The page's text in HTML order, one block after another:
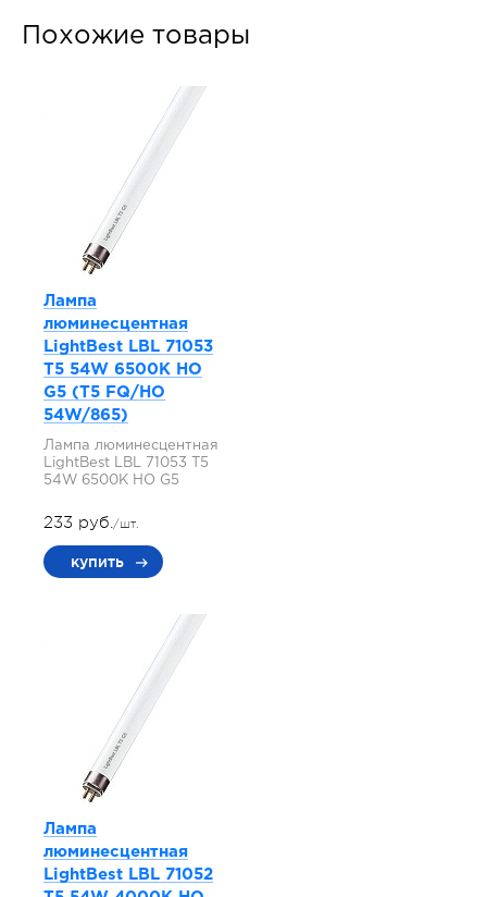
Похожие товары
Лампа
люминесцентная
LightBest LBL 71053
T5 54W 6500K HO
G5 (T5 FQ/HO
54W/865)
Лампа люминесцентная
LightBest LBL 71053 T5
54W 6500K HO G5
233 руб./шт.
купить
Лампа
люминесцентная
LightBest LBL 71052